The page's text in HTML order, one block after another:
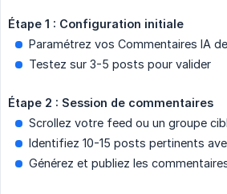
Étape 1 : Configuration initiale
Paramétrez vos Commentaires IA
Testez sur 3-5 posts pour valider
Étape 2 : Session de commentaires
Scrollez votre feed ou un groupe
Identifiez 10-15 posts pertinents
Générez et publiez les